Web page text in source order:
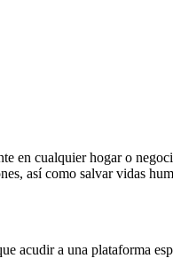
cualquier hogar o
así como salvar vidas
acudir a una plataforma